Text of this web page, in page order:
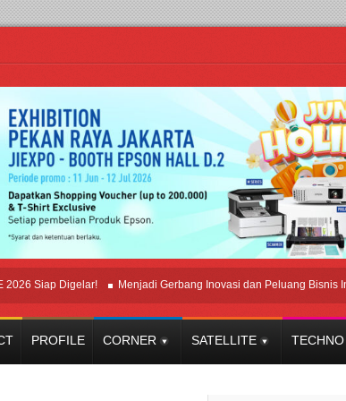
Digelar! Menjadi Gerbang Inovasi dan Peluang Bisnis Industri
PROFILE CORNER SATELLITE TECHNO